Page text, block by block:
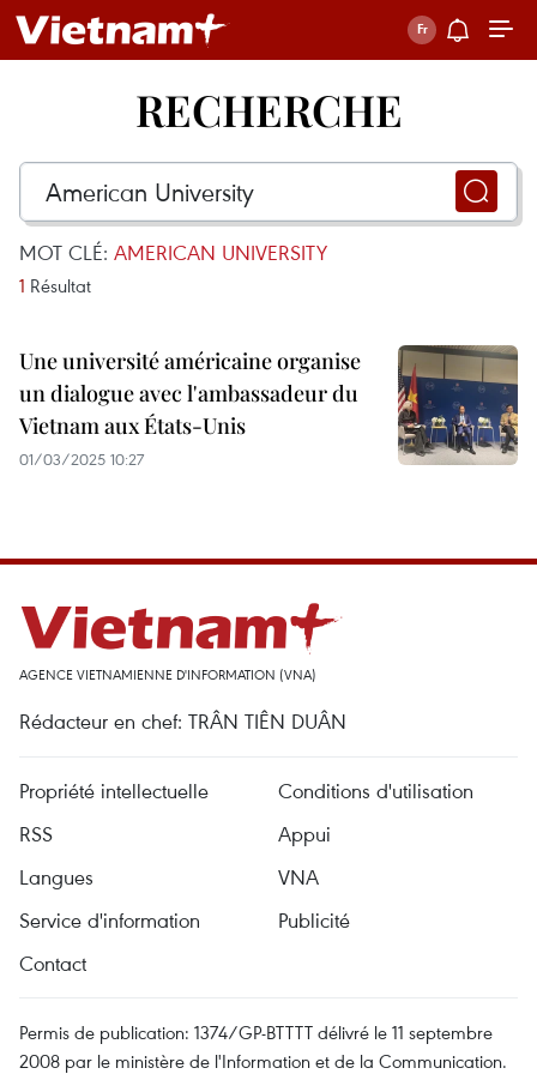
RECHERCHE
MOT CLÉ: AMERICAN UNIVERSITY
1 Résultat
Une université américaine organise
un dialogue avec l'ambassadeur du
Vietnam aux États-Unis
01/03/2025 10:27
AGENCE VIETNAMIENNE D'INFORMATION (VNA)
Rédacteur en chef: TRÂN TIÊN DUÂN
Propriété intellectuelle
Conditions d'utilisation
RSS
Appui
Langues
VNA
Service d'information
Publicité
Contact
Permis de publication: 1374/GP-BTTTT délivré le 11 septembre
2008 par le ministère de l'Information et de la Communication.